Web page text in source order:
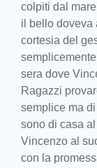
colpiti dal
il bello doveva
cortesia del
sera dove
Ragazzi
semplice ma
sono di casa
Vincenzo al
con la